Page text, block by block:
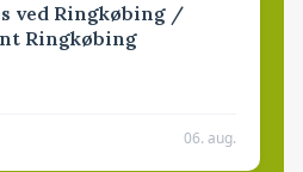
ved Ringkøbing /
Ringkøbing
06. aug.